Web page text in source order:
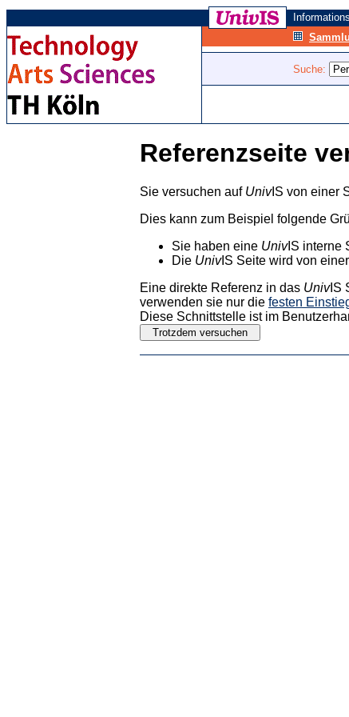
Suche:
Referenzseite
Sie versuchen auf UnivIS von einer
Dies kann zum Beispiel folgende
Sie haben eine UnivIS interne
Die UnivIS Seite wird von
Eine direkte Referenz in das UnivIS
verwenden sie nur die festen
Diese Schnittstelle ist im